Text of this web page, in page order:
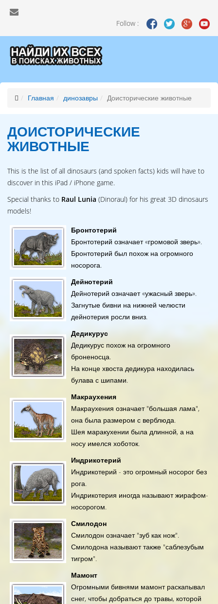
Follow :
Главная динозавры Доисторические животные
ДОИСТОРИЧЕСКИЕ
ЖИВОТНЫЕ
This is the list of all dinosaurs (and spoken facts) kids will have to
discover in this iPad / iPhone game.
Special thanks to Raul Lunia (Dinoraul) for his great 3D dinosaurs
models!
Бронтотерий
Бронтотерий означает «громовой зверь».
Бронтотерий был похож на огромного
носорога.
Дейнотерий
Дейнотерий означает «ужасный зверь».
Загнутые бивни на нижней челюсти
дейнотерия росли вниз.
Дедикурус
Дедикурус похож на огромного
броненосца.
На конце хвоста дедикура находилась
булава с шипами.
Макраухения
Макраухения означает "большая лама",
она была размером с верблюда.
Шея маракухении была длинной, а на
носу имелся хоботок.
Индрикотерий
Индрикотерий - это огромный носорог без
рога.
Индрикотерия иногда называют жирафом-
носорогом.
Смилодон
Смилодон означает "зуб как нож".
Смилодона называют также "саблезубым
тигром".
Мамонт
Огромными бивнями мамонт раскапывал
снег, чтобы добраться до травы, которой